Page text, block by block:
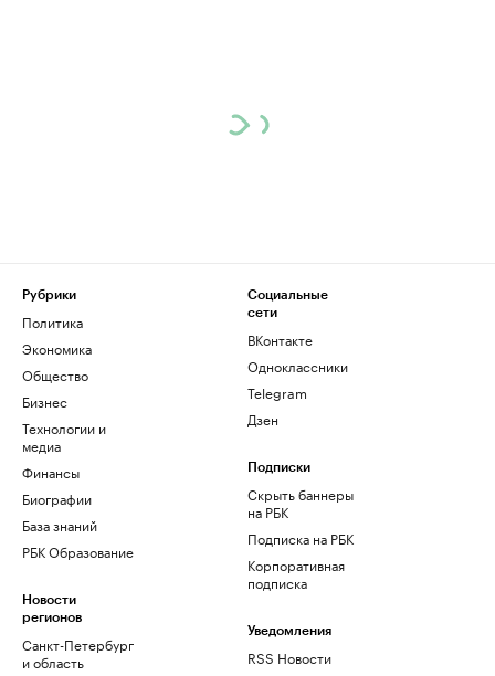
Рубрики
Политика
Экономика
Общество
Бизнес
Технологии и
медиа
Финансы
Биографии
База знаний
РБК Образование
Новости
регионов
Санкт-Петербург
и область
Социальные
сети
ВКонтакте
Одноклассники
Telegram
Дзен
Подписки
Скрыть баннеры
на РБК
Подписка на РБК
Корпоративная
подписка
Уведомления
RSS Новости